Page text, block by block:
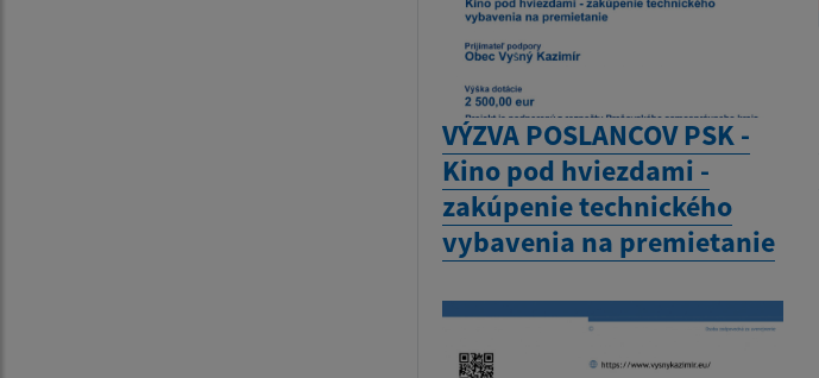
VÝZVA POSLANCOV PSK -
Kino pod hviezdami -
zakúpenie technického
vybavenia na premietanie